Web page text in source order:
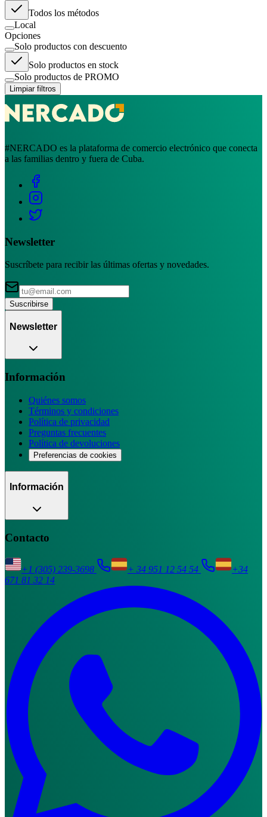
Todos los métodos
Local
Opciones
Solo productos con descuento
Solo productos en stock
Solo productos de PROMO
Limpiar filtros
#NERCADO es la plataforma de comercio electrónico que conecta
a las familias dentro y fuera de Cuba.
Newsletter
Suscríbete para recibir las últimas ofertas y novedades.
Suscribirse
Newsletter
Información
Quiénes somos
Términos y condiciones
Política de privacidad
Preguntas frecuentes
Política de devoluciones
Preferencias de cookies
Información
Contacto
+1 (305) 239-3698 + 34 951 12 54 54
+34
671 81 32 14